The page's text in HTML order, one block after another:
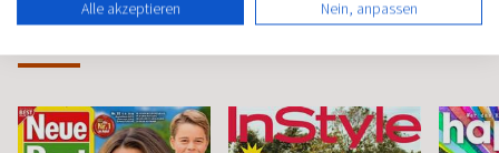
Alle akzeptieren Nein, anpassen